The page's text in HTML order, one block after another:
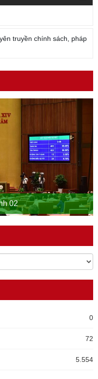
truyền chính sách, pháp
02
0
72
5.554